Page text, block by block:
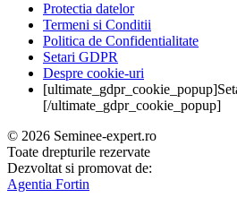
Protectia datelor
Termeni si Conditii
Politica de Confidentialitate
Setari GDPR
Despre cookie-uri
[/ultimate_gdpr_cookie_popup]
© 2026 Seminee-expert.ro
Toate drepturile rezervate
Dezvoltat si promovat de:
Agentia Fortin